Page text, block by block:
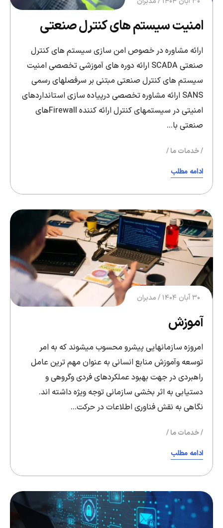
امنیت سیستم های کنترل صنعتی
ارائه مشاوره در خصوص امن سازی سیستم های کنترل
صنعتی SCADA ارائه دوره های آموزشی تخصصی امنیت
سیستم های کنترل صنعتی مبتنی بر سرفصلهای رسمی
SANS ارائه مشاوره تخصصی درپیاده سازی استانداردهای
امنیتی در سیستمهای کنترل ارائه کننده Firewallهای
صنعتی با…
خدمات ما
ادامه مطلب
۳۰ آبان ۱۴۰۴ مدبران
آموزش
امروزه سازمانهایی پیشرو محسوب میشوند که به امر
توسعه وآموزش منابع انسانی به عنوان مهم ترین عامل
راهبردی در جهت بهبود عملکردهای فردی وگروهی و
دستیابی به اثر بخشی سازمانی توجه ویژه داشته اند.
نگاهی به نقش فناوری اطلاعات در حرکت…
خدمات ما
ادامه مطلب